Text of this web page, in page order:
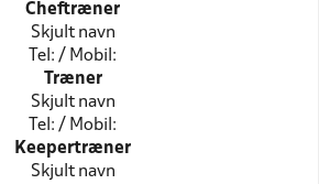
Cheftræner
Skjult navn
Tel: / Mobil:
Træner
Skjult navn
Tel: / Mobil:
Keepertræner
Skjult navn